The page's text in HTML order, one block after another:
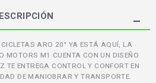
ARO 20" YA ESTÁ AQUÍ, LA
MOTORS M1 CUENTA CON UN DISEÑO
TE ENTREGA CONTROL Y CONFORT EN
DE MANIOBRAR Y TRANSPORTE.